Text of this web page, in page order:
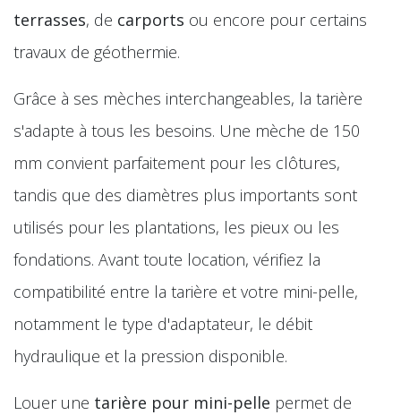
terrasses, de carports ou encore pour certains
travaux de géothermie.
Grâce à ses mèches interchangeables, la tarière
s'adapte à tous les besoins. Une mèche de 150
mm convient parfaitement pour les clôtures,
tandis que des diamètres plus importants sont
utilisés pour les plantations, les pieux ou les
fondations. Avant toute location, vérifiez la
compatibilité entre la tarière et votre mini-pelle,
notamment le type d'adaptateur, le débit
hydraulique et la pression disponible.
Louer une tarière pour mini-pelle permet de